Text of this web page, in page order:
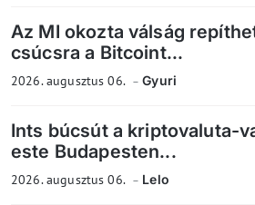
Az MI okozta válság
csúcsra a Bitcoint...
2026. augusztus 06. Gyuri
Ints búcsút a kriptovaluta-
este Budapesten...
2026. augusztus 06. Lelo